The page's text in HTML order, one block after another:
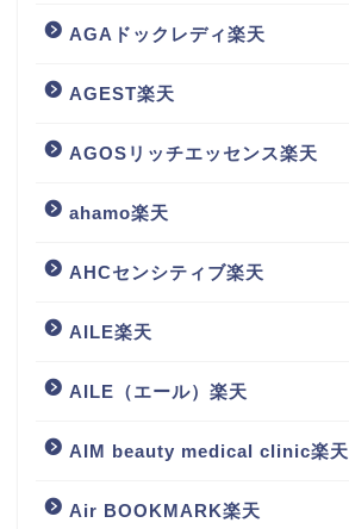
AGAドックレディ楽天
AGEST楽天
AGOSリッチエッセンス楽天
ahamo楽天
AHCセンシティブ楽天
AILE楽天
AILE（エール）楽天
AIM beauty medical clinic楽天
Air BOOKMARK楽天